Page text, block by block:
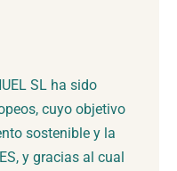
SL ha sido
cuyo objetivo
sostenible y la
y gracias al cual